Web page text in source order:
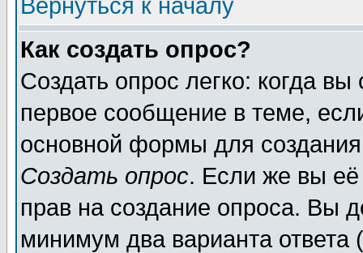
Вернуться к началу
Как создать опрос?
Создать опрос легко: когда
первое сообщение в теме,
основной формы для
Создать опрос. Если же вы её
прав на создание опроса. Вы
минимум два варианта ответа